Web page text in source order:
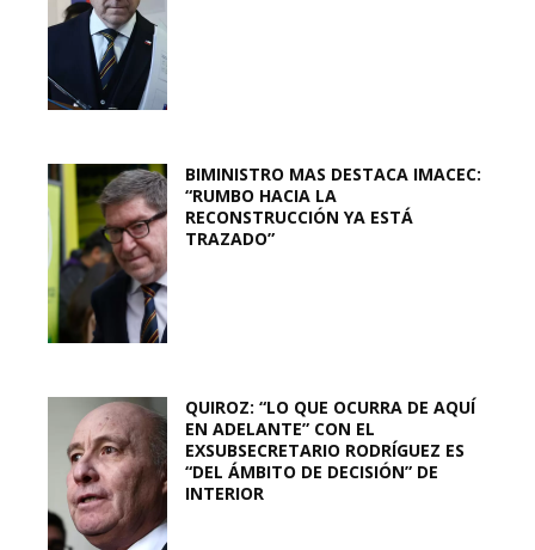
BIMINISTRO MAS DESTACA IMACEC:
“RUMBO HACIA LA
RECONSTRUCCIÓN YA ESTÁ
TRAZADO”
QUIROZ: “LO QUE OCURRA DE AQUÍ
EN ADELANTE” CON EL
EXSUBSECRETARIO RODRÍGUEZ ES
“DEL ÁMBITO DE DECISIÓN” DE
INTERIOR